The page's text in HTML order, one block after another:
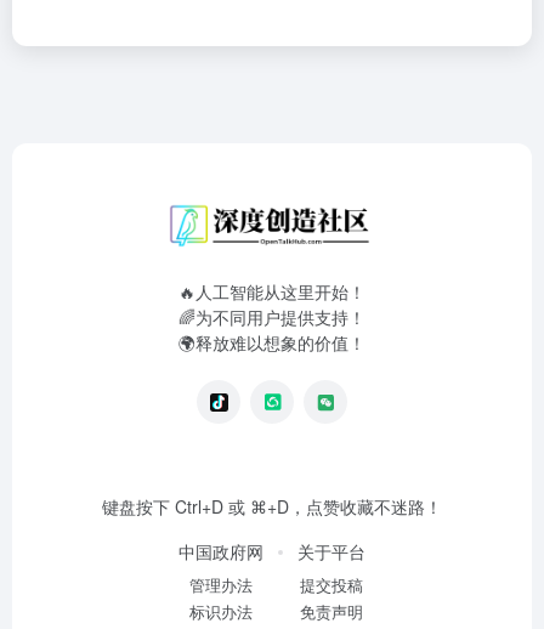
🔥人工智能从这里开始！
🌈为不同用户提供支持！
🌍释放难以想象的价值！
键盘按下 Ctrl+D 或 ⌘+D，点赞收藏不迷路！
中国政府网
管理办法
标识办法
关于平台
提交投稿
免责声明